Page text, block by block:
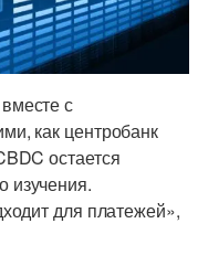
с
как центробанк
остается
изучения.
для платежей»,